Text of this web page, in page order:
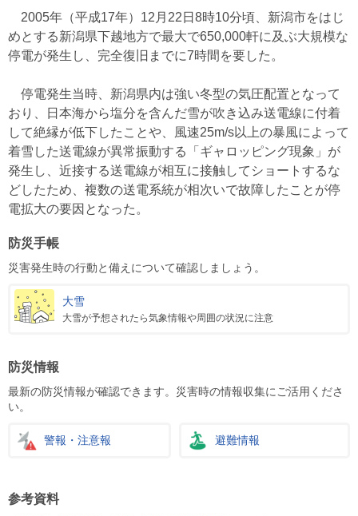
2005年（平成17年）12月22日8時10分頃、新潟市をはじ
めとする新潟県下越地方で最大で650,000軒に及ぶ大規模な
停電が発生し、完全復旧までに7時間を要した。
停電発生当時、新潟県内は強い冬型の気圧配置となって
おり、日本海から塩分を含んだ雪が吹き込み送電線に付着
して絶縁が低下したことや、風速25m/s以上の暴風によって
着雪した送電線が異常振動する「ギャロッピング現象」が
発生し、近接する送電線が相互に接触してショートするな
どしたため、複数の送電系統が相次いで故障したことが停
電拡大の要因となった。
防災手帳
災害発生時の行動と備えについて確認しましょう。
大雪
大雪が予想されたら気象情報や周囲の状況に注意
防災情報
最新の防災情報が確認できます。災害時の情報収集にご活用くださ
い。
警報・注意報 避難情報
参考資料